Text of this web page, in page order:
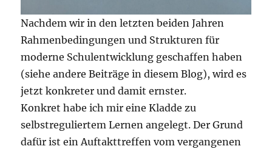
Nachdem wir in den letzten beiden Jahren
Rahmenbedingungen und Strukturen für
moderne Schulentwicklung geschaffen haben
(siehe andere Beiträge in diesem Blog), wird es
jetzt konkreter und damit ernster.
Konkret habe ich mir eine Kladde zu
selbstreguliertem Lernen angelegt. Der Grund
dafür ist ein Auftakttreffen vom vergangenen